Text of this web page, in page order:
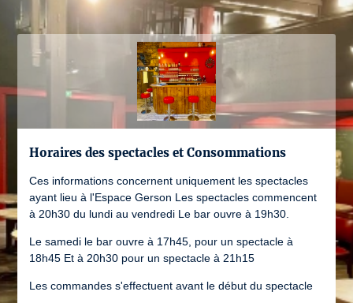
Horaires des spectacles et Consommations
Ces informations concernent uniquement les spectacles
ayant lieu à l'Espace Gerson Les spectacles commencent
à 20h30 du lundi au vendredi Le bar ouvre à 19h30.
Le samedi le bar ouvre à 17h45, pour un spectacle à
18h45 Et à 20h30 pour un spectacle à 21h15
Les commandes s'effectuent avant le début du spectacle